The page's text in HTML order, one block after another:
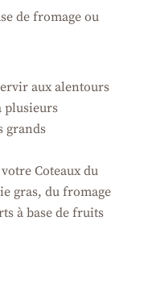
de fromage ou
aux alentours
plusieurs
grands
Coteaux du
gras, du fromage
à base de fruits